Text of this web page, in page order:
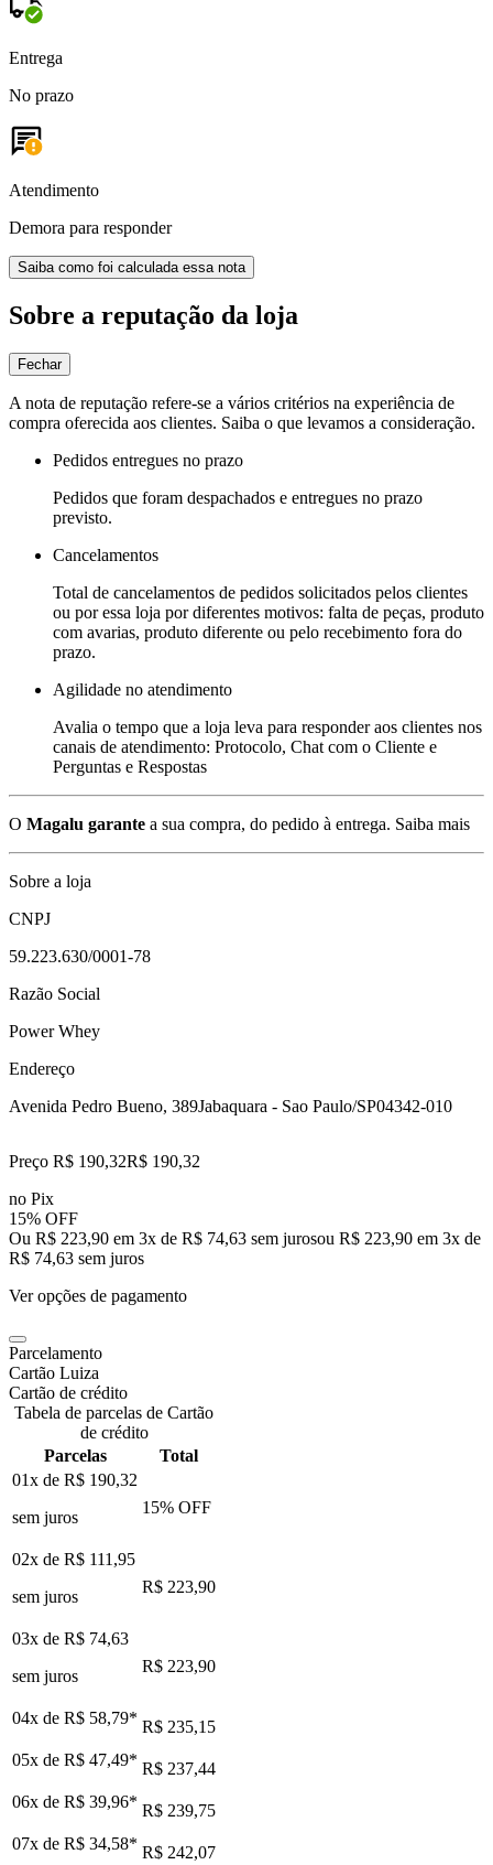
Entrega
No prazo
Atendimento
Demora para responder
Saiba como foi calculada essa nota
Sobre a reputação da loja
Fechar
A nota de reputação refere-se a vários critérios na experiência de
compra oferecida aos clientes. Saiba o que levamos a consideração.
Pedidos entregues no prazo
Pedidos que foram despachados e entregues no prazo
previsto.
Cancelamentos
Total de cancelamentos de pedidos solicitados pelos clientes
ou por essa loja por diferentes motivos: falta de peças, produto
com avarias, produto diferente ou pelo recebimento fora do
prazo.
Agilidade no atendimento
Avalia o tempo que a loja leva para responder aos clientes nos
canais de atendimento: Protocolo, Chat com o Cliente e
Perguntas e Respostas
O Magalu garante a sua compra, do pedido à entrega. Saiba mais
Sobre a loja
CNPJ
59.223.630/0001-78
Razão Social
Power Whey
Endereço
Avenida Pedro Bueno, 389Jabaquara - Sao Paulo/SP04342-010
Preço R$ 190,32R$ 190,32
no Pix
15% OFF
Ou R$ 223,90 em 3x de R$ 74,63 sem jurosou R$ 223,90 em 3x de
R$ 74,63 sem juros
Ver opções de pagamento
Parcelamento
Cartão Luiza
Cartão de crédito
Tabela de parcelas de Cartão
de crédito
Parcelas
Total
01x de R$ 190,32
sem juros
15% OFF
02x de R$ 111,95
sem juros
R$ 223,90
03x de R$ 74,63
sem juros
R$ 223,90
04x de R$ 58,79* R$ 235,15
05x de R$ 47,49* R$ 237,44
06x de R$ 39,96* R$ 239,75
07x de R$ 34,58* R$ 242,07